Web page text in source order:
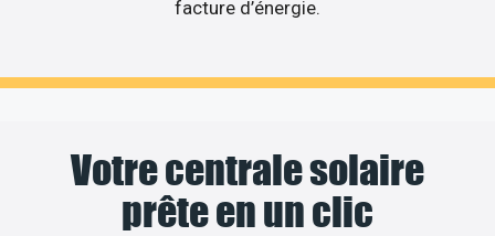
facture d’énergie.
Votre centrale solaire
prête en un clic